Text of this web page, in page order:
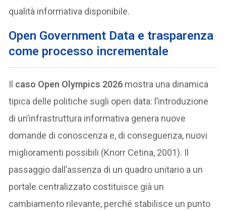
qualità informativa disponibile.
Open Government Data e trasparenza
come processo incrementale
Il caso Open Olympics 2026 mostra una dinamica
tipica delle politiche sugli open data: l’introduzione
di un’infrastruttura informativa genera nuove
domande di conoscenza e, di conseguenza, nuovi
miglioramenti possibili (Knorr Cetina, 2001). Il
passaggio dall’assenza di un quadro unitario a un
portale centralizzato costituisce già un
cambiamento rilevante, perché stabilisce un punto